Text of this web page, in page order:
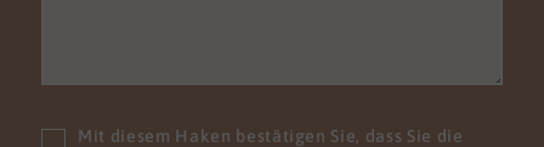
Mit diesem Haken bestätigen Sie, dass Sie die